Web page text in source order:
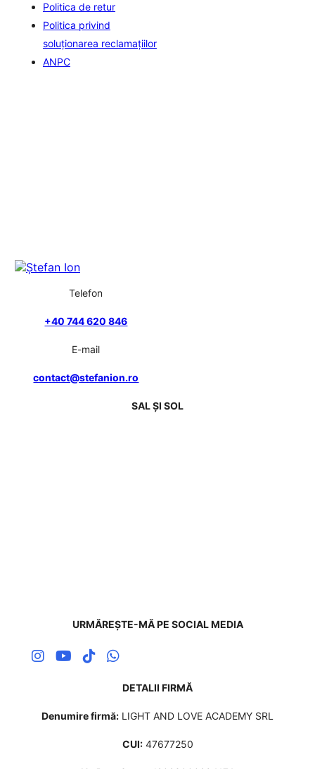
Politica de retur
Politica privind
soluționarea reclamațiilor
ANPC
Telefon
+40 744 620 846
E-mail
contact@stefanion.ro
SAL ȘI SOL
URMĂREȘTE-MĂ PE SOCIAL MEDIA
DETALII FIRMĂ
Denumire firmă: LIGHT AND LOVE ACADEMY SRL
CUI:47677250